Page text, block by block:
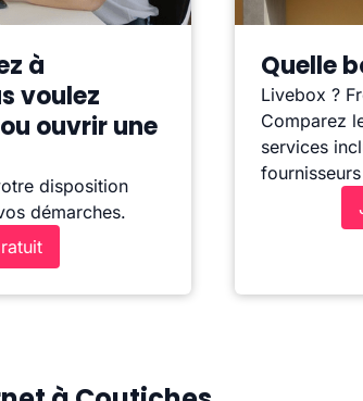
à
voulez
ouvrir une
disposition
démarches.
Quelle
Livebox ?
Comparez
services